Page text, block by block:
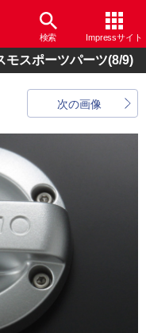
検索 Impressサイト
モスポーツパーツ(8/9)
次の画像